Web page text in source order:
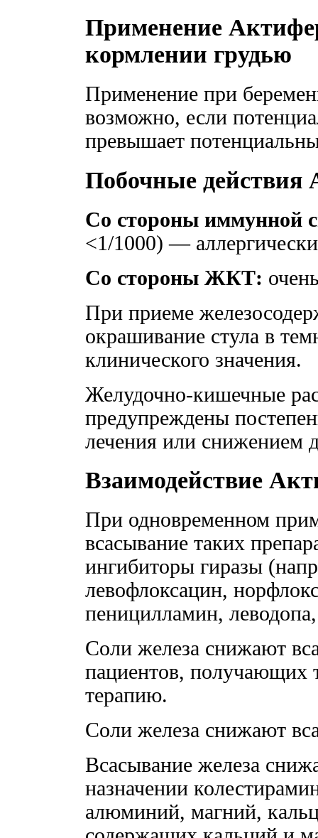
Применение
кормлении грудью
Применение при
возможно, если
превышает
Побочные действия
Со стороны иммунной
<1/1000) —
Со стороны ЖКТ:
При приеме
окрашивание стула в
клинического значения.
Желудочно-кишечные
предупреждены
лечения или снижением
Взаимодействие
При одновременном
всасывание таких
ингибиторы гиразы
левофлоксацин,
пеницилламин,
Соли железа снижают
пациентов, получающих
терапию.
Соли железа снижают
Всасывание железа
назначении
алюминий, магний,